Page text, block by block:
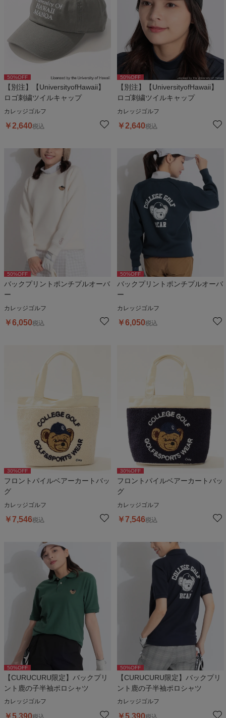
50%OFF
【別注】【UniversityofHawaii】
ロゴ刺繍ツイルキャップ
カレッジゴルフ
￥2,640税込
50%OFF
【別注】【UniversityofHawaii】
ロゴ刺繍ツイルキャップ
カレッジゴルフ
￥2,640税込
50%OFF
バックプリントポンチプルオーバ
ー
カレッジゴルフ
￥6,050税込
50%OFF
バックプリントポンチプルオーバ
ー
カレッジゴルフ
￥6,050税込
30%OFF
フロントパイルベアーカートバッ
グ
カレッジゴルフ
￥7,546税込
30%OFF
フロントパイルベアーカートバッ
グ
カレッジゴルフ
￥7,546税込
50%OFF
【CURUCURU限定】バックプリ
ント鹿の子半袖ポロシャツ
カレッジゴルフ
￥5,390
50%OFF
【CURUCURU限定】バックプリ
ント鹿の子半袖ポロシャツ
カレッジゴルフ
￥5,390